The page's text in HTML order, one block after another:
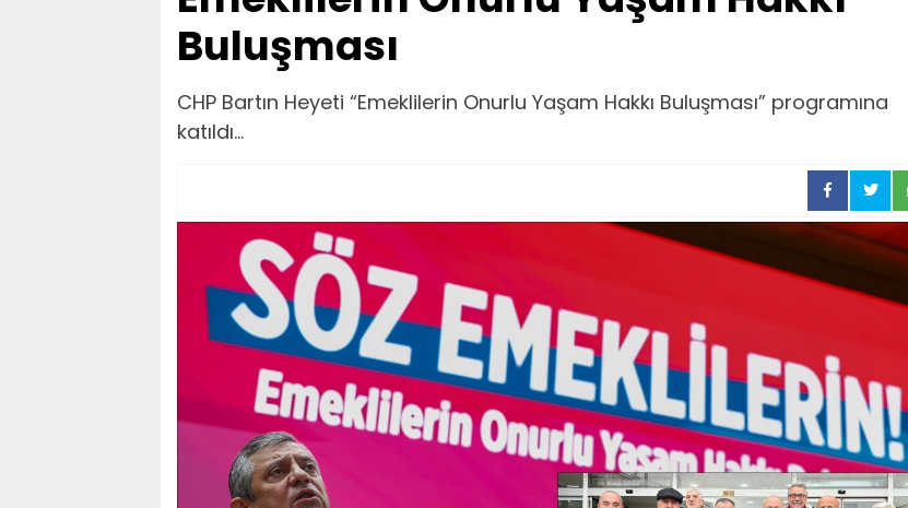
Buluşması
CHP Bartın Heyeti “Emeklilerin Onurlu Yaşam Hakkı Buluşması” programına
katıldı...